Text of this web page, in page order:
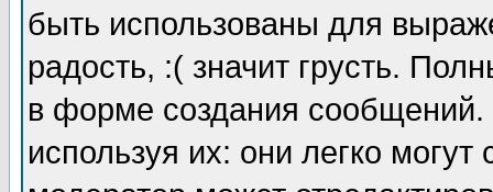
быть использованы для
радость, :( значит грусть.
в форме создания сообщений.
используя их: они легко